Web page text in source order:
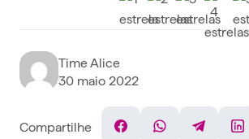
Time Alice
30 maio 2022
Compartilhe
FacebookWhatsAppTelegram